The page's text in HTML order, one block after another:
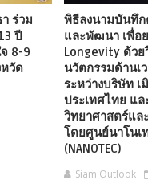
ร่วม
ปี
8-9
วัด
พิธีลงนามบันทึก
และพัฒนา เพื่อ
Longevity ด้ว
นวัตกรรมด้านเ
ระหว่างบริษัท เ
ประเทศไทย แ
วิทยาศาสตร์แล
โดยศูนย์นาโนเ
(NANOTEC)
Siam Outlook